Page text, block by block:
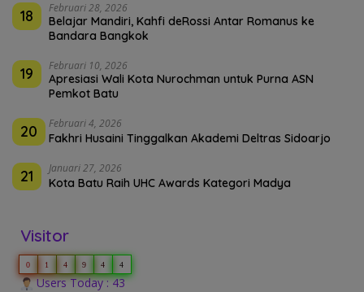
18 Februari 28, 2026
Belajar Mandiri, Kahfi deRossi Antar Romanus ke
Bandara Bangkok
19 Februari 10, 2026
Apresiasi Wali Kota Nurochman untuk Purna ASN
Pemkot Batu
20 Februari 4, 2026
Fakhri Husaini Tinggalkan Akademi Deltras Sidoarjo
21 Januari 27, 2026
Kota Batu Raih UHC Awards Kategori Madya
Visitor
0 1 4 9 4 4
Users Today : 43